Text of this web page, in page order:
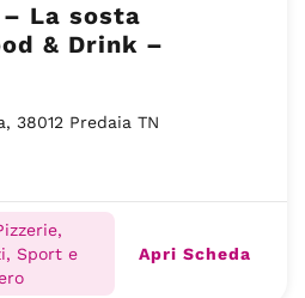
La sosta
& Drink –
38012 Predaia TN
Sport e
Apri Scheda